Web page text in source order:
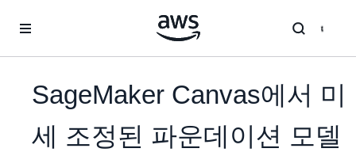
SageMaker Canvas에서 미
세 조정된 파운데이션 모델